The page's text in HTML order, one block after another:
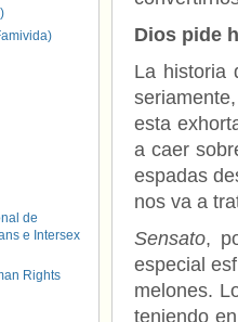
Dios pide
La historia
esta
a caer
espadas
nos va a
Sensato,
especial
melones.
teniendo
de
e Intersex
Rights